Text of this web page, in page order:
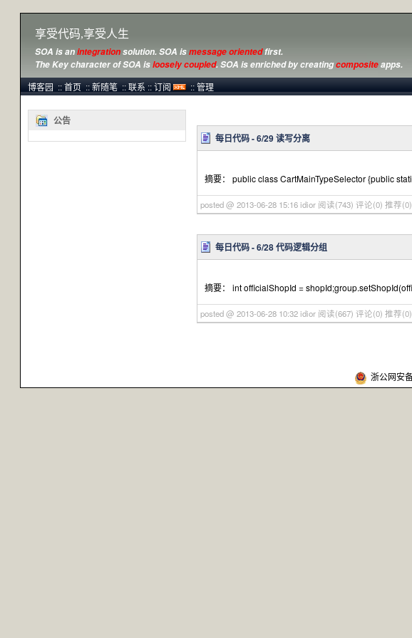
享受代码,享受人生
SOA is anintegrationsolution. SOA ismessage orientedfirst.
The Key character of SOA isloosely coupled.SOA is enrichedby creatingcompositeapps.
博客园::首页::新随笔::联系::订阅 ::管理
公告
每日代码 - 6/29 读写分离
摘要： public class CartMainTypeSelector {public
posted @ 2013-06-28 15:16 idior 阅读(743) 评论(0) 推荐(0)
每日代码 - 6/28 代码逻辑分组
摘要： int officialShopId =
posted @ 2013-06-28 10:32 idior 阅读(667) 评论(0) 推荐(0)
浙公网安